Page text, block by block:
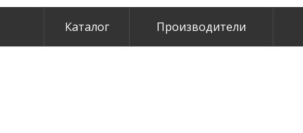
Каталог Производители